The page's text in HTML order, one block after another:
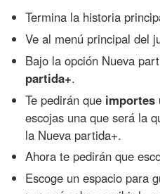
Termina la historia
Ve al menú principal del
Bajo la opción Nueva
partida+.
Te pedirán que importes
escojas una que será la
la Nueva partida+.
Ahora te pedirán que
Escoge un espacio para